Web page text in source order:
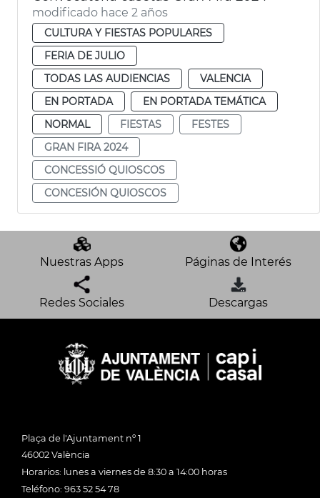
modificado hace 2 años
CULTURA Y FIESTAS POPULARES
FERIA DE JULIO
TODAS LAS AUDIENCIAS
VALENCIA
EN PORTADA
EN PORTADA TEMÁTICA
NORMAL
FIESTAS
FESTES
GRAN FIRA 2024
CONCESSIÓ QUIOSCOS
CONCESIÓN QUIOSCOS
Nuestras Apps Páginas de Interés
Redes Sociales Descargas
Plaça de l'Ajuntament nº 1
46002 València
Horarios: lunes a viernes de 8:30 a 14:00 horas
Teléfono: 963 52 54 78